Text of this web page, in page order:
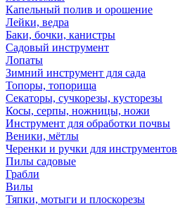
Капельный полив и орошение
Лейки, ведра
Баки, бочки, канистры
Садовый инструмент
Лопаты
Зимний инструмент для сада
Топоры, топорища
Секаторы, сучкорезы, кусторезы
Косы, серпы, ножницы, ножи
Инструмент для обработки почвы
Веники, мётлы
Черенки и ручки для инструментов
Пилы садовые
Грабли
Вилы
Тяпки, мотыги и плоскорезы